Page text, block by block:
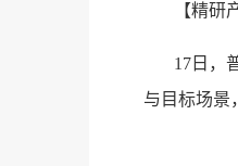
【精研
17日，
与目标场景